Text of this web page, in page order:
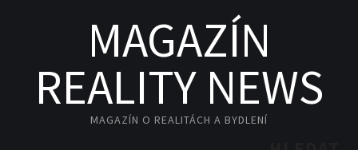
MAGAZÍN
REALITY NEWS
MAGAZÍN O REALITÁCH A BYDLENÍ